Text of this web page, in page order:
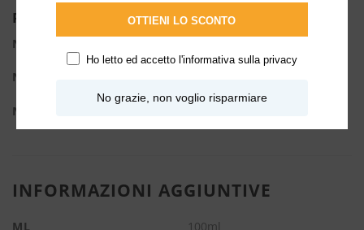
Piramide olfattiva
Note di testa:
Note di cuore:
Note di fondo:
INFORMAZIONI AGGIUNTIVE
ML 100ml
OTTIENI LO SCONTO
Ho letto ed accetto l'informativa sulla privacy
No grazie, non voglio risparmiare